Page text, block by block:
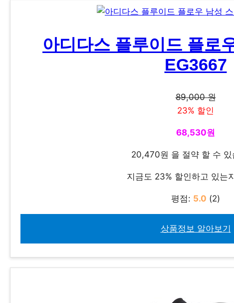
아디다스 플루이드 플로
EG3667
89,000 원
23% 할인
68,530원
20,470원 을 절약 할 수 있
지금도 23% 할인하고 있는
평점: 5.0 (2)
상품정보 알아보기